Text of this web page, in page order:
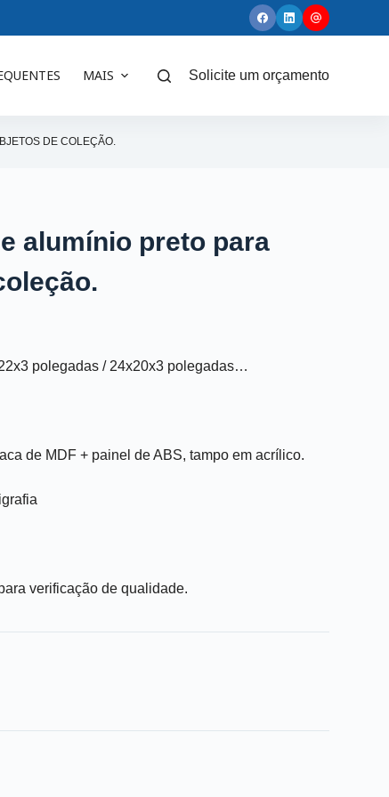
MAIS Solicite um orçamento
DE COLEÇÃO.
alumínio preto para
polegadas / 24x20x3 polegadas…
de MDF + painel de ABS, tampo em acrílico.
verificação de qualidade.